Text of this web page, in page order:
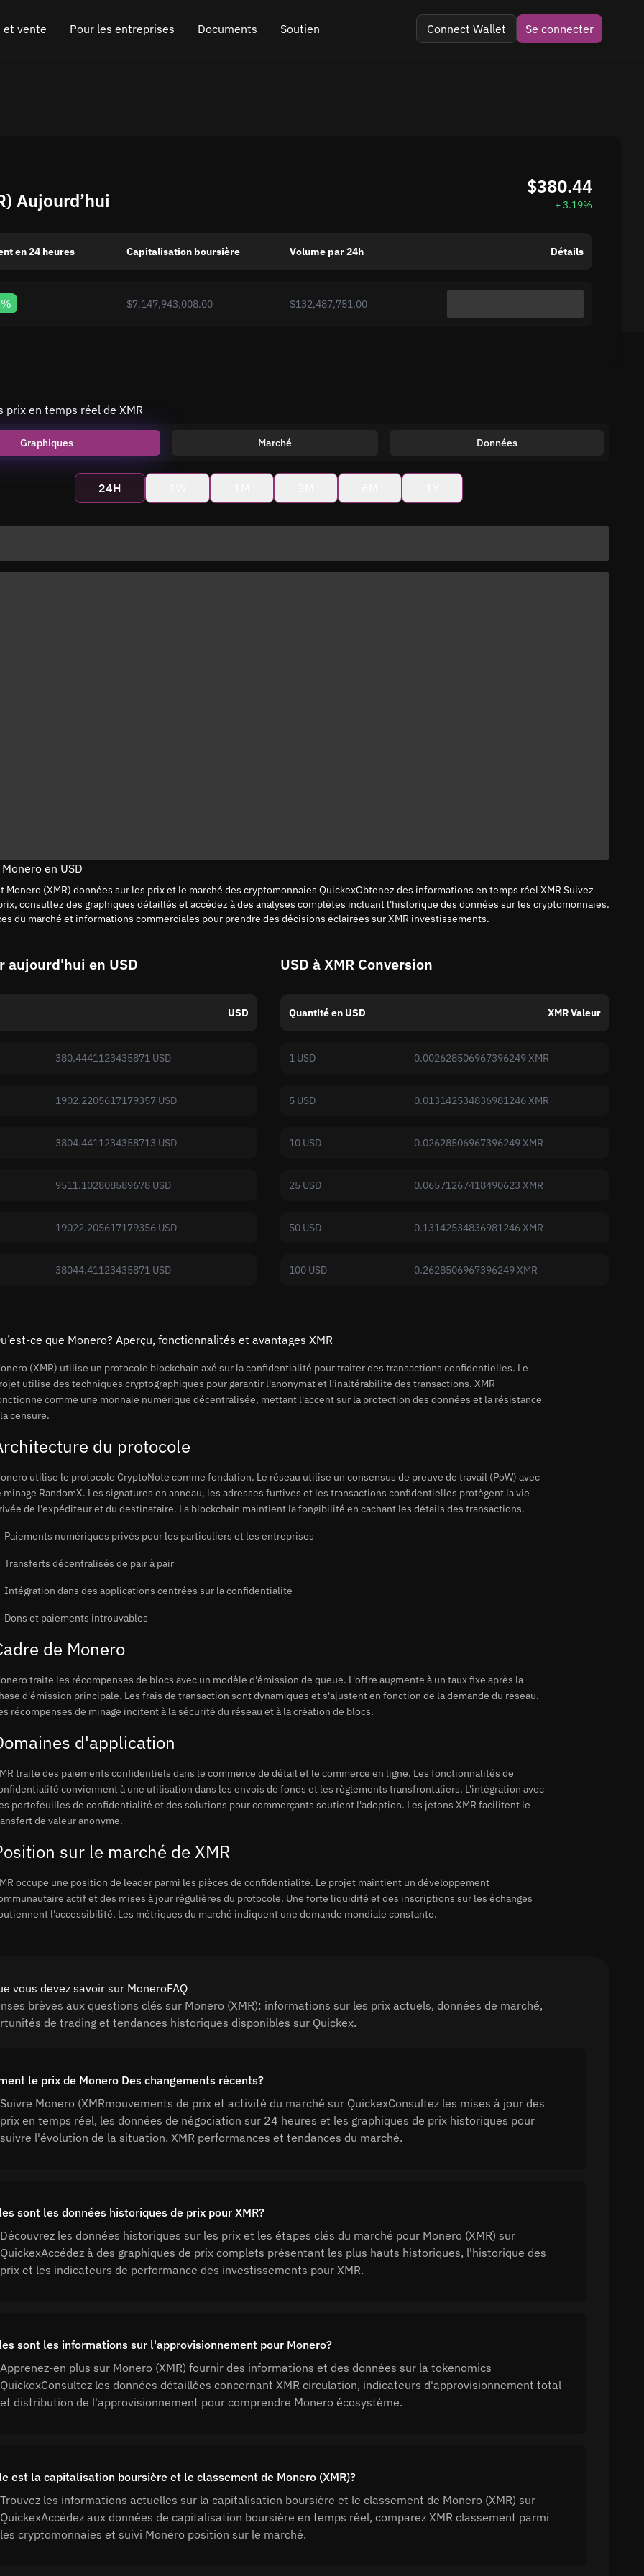
et vente Pour les entreprises
Échange de chaîne croisée
Listing d'actifs
Documents Soutien Connect Wallet Se connecter
Aujourd’hui
$380.44
+ 3.19%
en 24 heures Capitalisation boursière Volume par 24h Détails
$7,147,943,008.00 $132,487,751.00
prix en temps réel de XMR
Graphiques Marché Données
24H
en USD
Monero (XMR) données sur les prix et le marché des cryptomonnaies QuickexObtenez des informations en temps réel XMR Suivez
consultez des graphiques détaillés et accédez à des analyses complètes incluant l'historique des données sur les cryptomonnaies.
du marché et informations commerciales pour prendre des décisions éclairées sur XMR investissements.
aujourd'hui en USD
USD
380.4441123435871 USD
1902.2205617179357 USD
3804.4411234358713 USD
9511.102808589678 USD
19022.205617179356 USD
38044.41123435871 USD
USD à XMR Conversion
Quantité en USD XMR Valeur
1 USD 0.002628506967396249 XMR
5 USD 0.013142534836981246 XMR
10 USD 0.02628506967396249 XMR
25 USD 0.06571267418490623 XMR
50 USD 0.13142534836981246 XMR
100 USD 0.2628506967396249 XMR
ce que Monero? Aperçu, fonctionnalités et avantages XMR
(XMR) utilise un protocole blockchain axé sur la confidentialité pour traiter des transactions confidentielles. Le
utilise des techniques cryptographiques pour garantir l'anonymat et l'inaltérabilité des transactions. XMR
comme une monnaie numérique décentralisée, mettant l'accent sur la protection des données et la résistance
censure.
du protocole
utilise le protocole CryptoNote comme fondation. Le réseau utilise un consensus de preuve de travail (PoW) avec
minage RandomX. Les signatures en anneau, les adresses furtives et les transactions confidentielles protègent la vie
de l'expéditeur et du destinataire. La blockchain maintient la fongibilité en cachant les détails des transactions.
Paiements numériques privés pour les particuliers et les entreprises
Transferts décentralisés de pair à pair
Intégration dans des applications centrées sur la confidentialité
Dons et paiements introuvables
de Monero
traite les récompenses de blocs avec un modèle d'émission de queue. L'offre augmente à un taux fixe après la
d'émission principale. Les frais de transaction sont dynamiques et s'ajustent en fonction de la demande du réseau.
récompenses de minage incitent à la sécurité du réseau et à la création de blocs.
d'application
traite des paiements confidentiels dans le commerce de détail et le commerce en ligne. Les fonctionnalités de
conviennent à une utilisation dans les envois de fonds et les règlements transfrontaliers. L'intégration avec
portefeuilles de confidentialité et des solutions pour commerçants soutient l'adoption. Les jetons XMR facilitent le
de valeur anonyme.
sur le marché de XMR
occupe une position de leader parmi les pièces de confidentialité. Le projet maintient un développement
actif et des mises à jour régulières du protocole. Une forte liquidité et des inscriptions sur les échanges
l'accessibilité. Les métriques du marché indiquent une demande mondiale constante.
vous devez savoir sur MoneroFAQ
brèves aux questions clés sur Monero (XMR): informations sur les prix actuels, données de marché,
de trading et tendances historiques disponibles sur Quickex.
le prix de Monero Des changements récents?
Suivre Monero (XMRmouvements de prix et activité du marché sur QuickexConsultez les mises à jour des
prix en temps réel, les données de négociation sur 24 heures et les graphiques de prix historiques pour
suivre l'évolution de la situation. XMR performances et tendances du marché.
sont les données historiques de prix pour XMR?
Découvrez les données historiques sur les prix et les étapes clés du marché pour Monero (XMR) sur
QuickexAccédez à des graphiques de prix complets présentant les plus hauts historiques, l'historique des
prix et les indicateurs de performance des investissements pour XMR.
sont les informations sur l'approvisionnement pour Monero?
Apprenez-en plus sur Monero (XMR) fournir des informations et des données sur la tokenomics
QuickexConsultez les données détaillées concernant XMR circulation, indicateurs d'approvisionnement total
et distribution de l'approvisionnement pour comprendre Monero écosystème.
est la capitalisation boursière et le classement de Monero (XMR)?
Trouvez les informations actuelles sur la capitalisation boursière et le classement de Monero (XMR) sur
QuickexAccédez aux données de capitalisation boursière en temps réel, comparez XMR classement parmi
les cryptomonnaies et suivi Monero position sur le marché.